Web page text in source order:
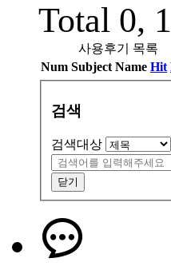
Total 0,
사용후기 목록
Num Subject Name Hit
검색
검색대상
닫기